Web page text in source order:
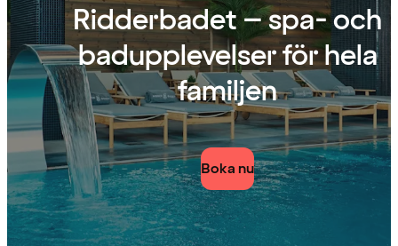
Ridderbadet – spa- och
badupplevelser för hela
familjen
Boka nu